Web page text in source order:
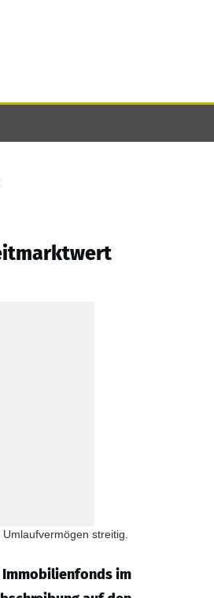
streitig.
Immobilienfonds im